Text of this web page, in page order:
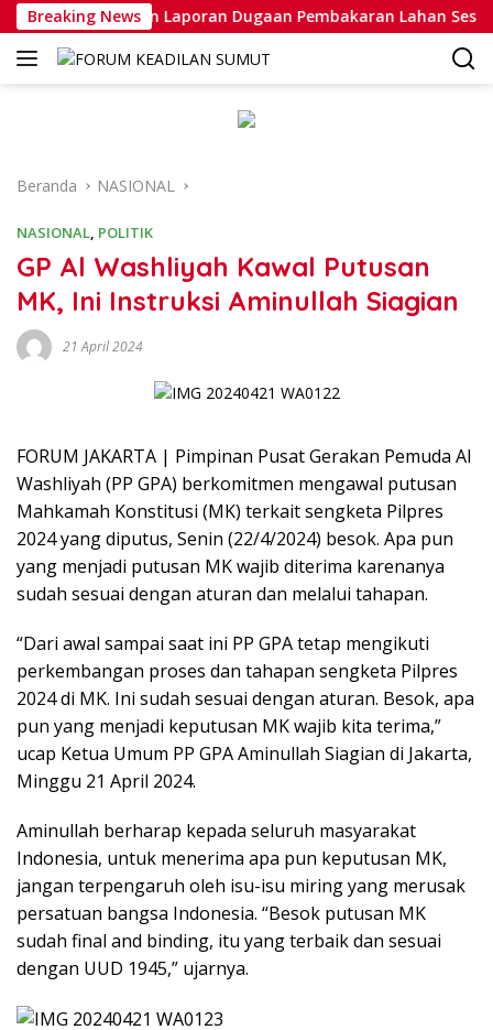
Langsung
ke
konten
Breaking News
Penanganan Laporan Dugaan Pembakaran Lahan Sesuai
Beranda NASIONAL
NASIONAL, POLITIK
GP Al Washliyah Kawal Putusan
MK, Ini Instruksi Aminullah Siagian
21 April 2024
FORUM JAKARTA | Pimpinan Pusat Gerakan Pemuda Al
Washliyah (PP GPA) berkomitmen mengawal putusan
Mahkamah Konstitusi (MK) terkait sengketa Pilpres
2024 yang diputus, Senin (22/4/2024) besok. Apa pun
yang menjadi putusan MK wajib diterima karenanya
sudah sesuai dengan aturan dan melalui tahapan.
“Dari awal sampai saat ini PP GPA tetap mengikuti
perkembangan proses dan tahapan sengketa Pilpres
2024 di MK. Ini sudah sesuai dengan aturan. Besok, apa
pun yang menjadi keputusan MK wajib kita terima,”
ucap Ketua Umum PP GPA Aminullah Siagian di Jakarta,
Minggu 21 April 2024.
Aminullah berharap kepada seluruh masyarakat
Indonesia, untuk menerima apa pun keputusan MK,
jangan terpengaruh oleh isu-isu miring yang merusak
persatuan bangsa Indonesia. “Besok putusan MK
sudah final and binding, itu yang terbaik dan sesuai
dengan UUD 1945,” ujarnya.